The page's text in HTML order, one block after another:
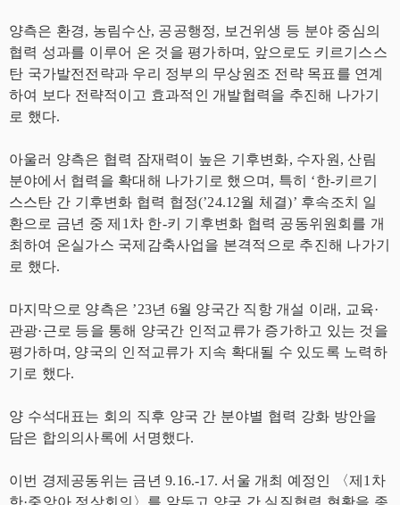
양측은 환경, 농림수산, 공공행정, 보건위생 등 분야 중심의
협력 성과를 이루어 온 것을 평가하며, 앞으로도 키르기스스
탄 국가발전전략과 우리 정부의 무상원조 전략 목표를 연계
하여 보다 전략적이고 효과적인 개발협력을 추진해 나가기
로 했다.
아울러 양측은 협력 잠재력이 높은 기후변화, 수자원, 산림
분야에서 협력을 확대해 나가기로 했으며, 특히 ‘한-키르기
스스탄 간 기후변화 협력 협정(’24.12월 체결)’ 후속조치 일
환으로 금년 중 제1차 한-키 기후변화 협력 공동위원회를 개
최하여 온실가스 국제감축사업을 본격적으로 추진해 나가기
로 했다.
마지막으로 양측은 ’23년 6월 양국간 직항 개설 이래, 교육·
관광·근로 등을 통해 양국간 인적교류가 증가하고 있는 것을
평가하며, 양국의 인적교류가 지속 확대될 수 있도록 노력하
기로 했다.
양 수석대표는 회의 직후 양국 간 분야별 협력 강화 방안을
담은 합의의사록에 서명했다.
이번 경제공동위는 금년 9.16.-17. 서울 개최 예정인 〈제1차